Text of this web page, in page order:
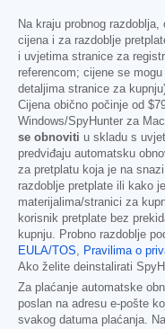
Na kraju probnog
cijena i za razdoblje
i uvjetima stranice za
referencom; cijene se
detaljima stranice za
Cijena obično počinje od
Windows/SpyHunter za
se obnoviti u skladu s
predviđaju automatsku
za pretplatu koja je na
razdoblje pretplate ili kako
materijalima/stranici za
korisnik pretplate bez
kupnju. Probno razdoblje
EULA/TOS, Pravilima o
Ako želite deinstalirati
Za plaćanje automatske
poslan na adresu e-pošte
svakog datuma plaćanja.